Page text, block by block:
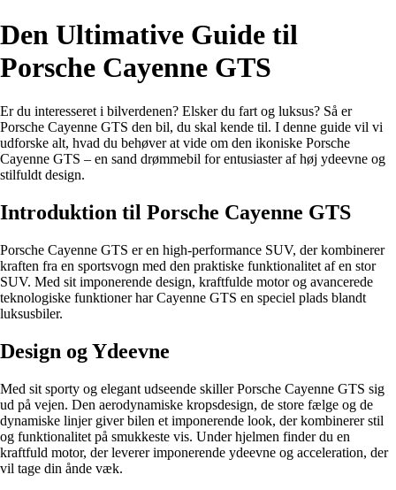
Den Ultimative Guide til
Porsche Cayenne GTS
Er du interesseret i bilverdenen? Elsker du fart og luksus? Så er
Porsche Cayenne GTS den bil, du skal kende til. I denne guide vil vi
udforske alt, hvad du behøver at vide om den ikoniske Porsche
Cayenne GTS – en sand drømmebil for entusiaster af høj ydeevne og
stilfuldt design.
Introduktion til Porsche Cayenne GTS
Porsche Cayenne GTS er en high-performance SUV, der kombinerer
kraften fra en sportsvogn med den praktiske funktionalitet af en stor
SUV. Med sit imponerende design, kraftfulde motor og avancerede
teknologiske funktioner har Cayenne GTS en speciel plads blandt
luksusbiler.
Design og Ydeevne
Med sit sporty og elegant udseende skiller Porsche Cayenne GTS sig
ud på vejen. Den aerodynamiske kropsdesign, de store fælge og de
dynamiske linjer giver bilen et imponerende look, der kombinerer stil
og funktionalitet på smukkeste vis. Under hjelmen finder du en
kraftfuld motor, der leverer imponerende ydeevne og acceleration, der
vil tage din ånde væk.